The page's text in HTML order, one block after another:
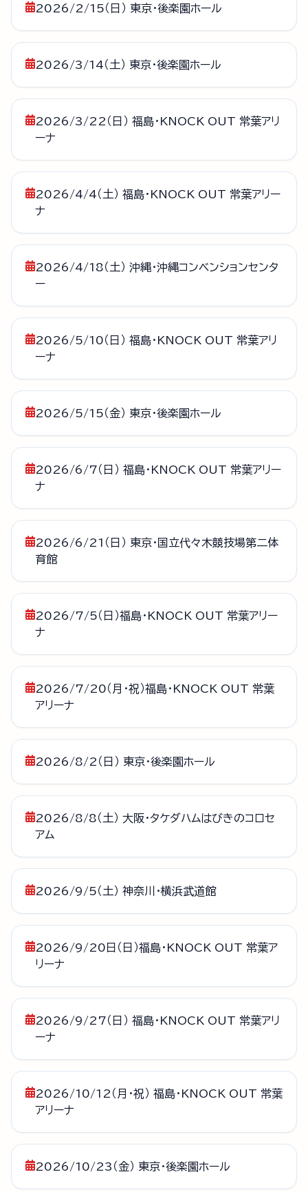
2026/2/15（日） 東京・後楽園ホール
2026/3/14（土） 東京・後楽園ホール
2026/3/22（日） 福島・KNOCK OUT 常葉アリ
ーナ
2026/4/4（土） 福島・KNOCK OUT 常葉アリー
ナ
2026/4/18（土） 沖縄・沖縄コンベンションセンタ
ー
2026/5/10（日） 福島・KNOCK OUT 常葉アリ
ーナ
2026/5/15（金） 東京・後楽園ホール
2026/6/7（日） 福島・KNOCK OUT 常葉アリー
ナ
2026/6/21（日） 東京・国立代々木競技場第二体
育館
2026/7/5（日）福島・KNOCK OUT 常葉アリー
ナ
2026/7/20（月・祝）福島・KNOCK OUT 常葉
アリーナ
2026/8/2（日） 東京・後楽園ホール
2026/8/8（土） 大阪・タケダハムはびきのコロセ
アム
2026/9/5（土） 神奈川・横浜武道館
2026/9/20日（日）福島・KNOCK OUT 常葉ア
リーナ
2026/9/27（日） 福島・KNOCK OUT 常葉アリ
ーナ
2026/10/12（月・祝） 福島・KNOCK OUT 常葉
アリーナ
2026/10/23（金） 東京・後楽園ホール